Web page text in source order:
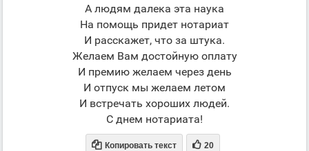
А людям далека эта наука
На помощь придет нотариат
И расскажет, что за штука.
Желаем Вам достойную оплату
И премию желаем через день
И отпуск мы желаем летом
И встречать хороших людей.
С днем нотариата!
 Копировать текст  20